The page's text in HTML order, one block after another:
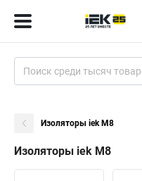
Изоляторы iek М8
Изоляторы iek М8